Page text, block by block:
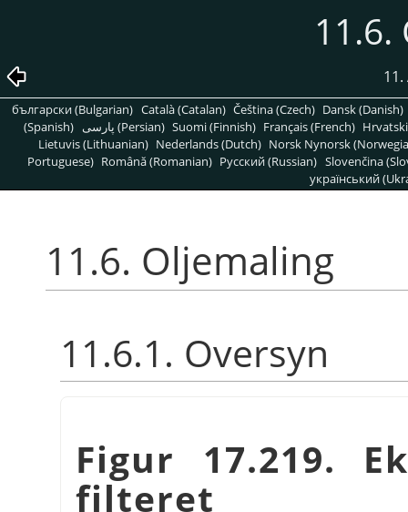
български (Bulgarian) Català (Catalan) Čeština (Czech) Dansk (Danish)
(Spanish)
پارسی (Persian) Suomi (Finnish) Français (French)
Lietuvis (Lithuanian) Nederlands (Dutch) Norsk Nynorsk
Portuguese) Română (Romanian) Pусский (Russian) Slovenčina
український
11.6. Oljemaling
11.6.1. Oversyn
Figur 17.219.
filteret